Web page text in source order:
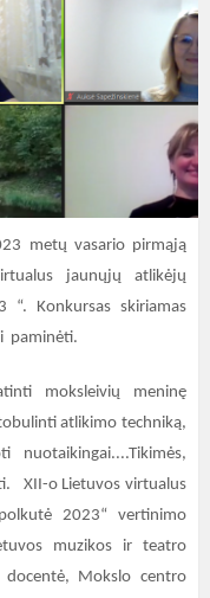
metų vasario pirmąją
jaunųjų atlikėjų
“. Konkursas skiriamas
paminėti.
moksleivių meninę
atlikimo techniką,
XII-o Lietuvos virtualus
2023“ vertinimo
muzikos ir teatro
docentė, Mokslo centro